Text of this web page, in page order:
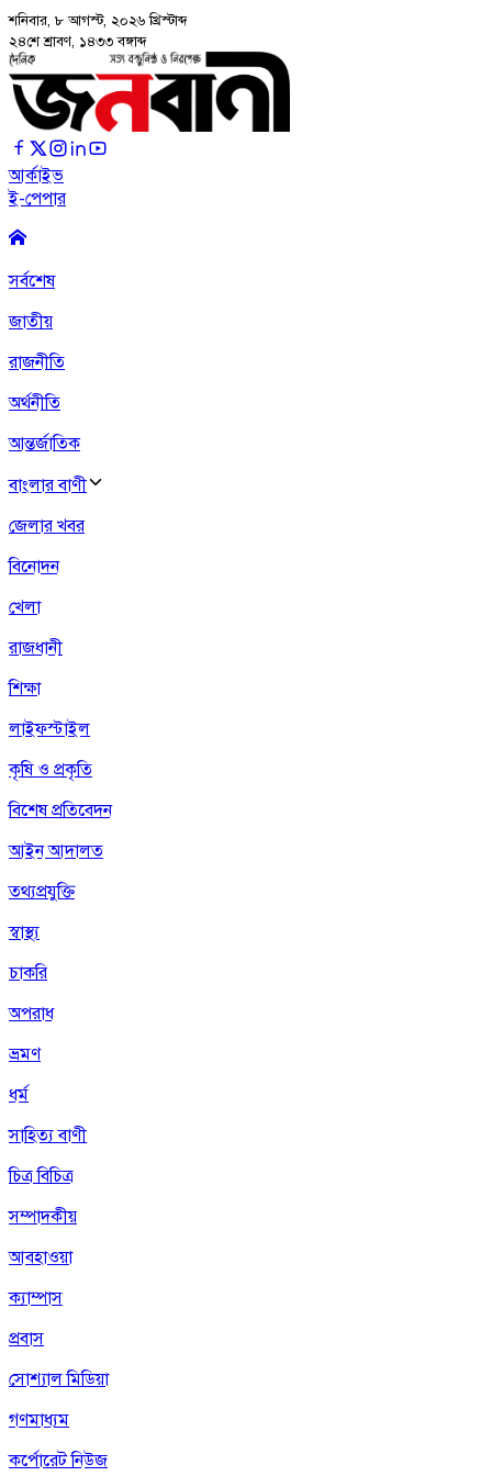
শনিবার, ৮ আগস্ট, ২০২৬ খ্রিস্টাব্দ
২৪শে শ্রাবণ, ১৪৩৩ বঙ্গাব্দ
আর্কাইভ
ই-পেপার
সর্বশেষ
জাতীয়
রাজনীতি
অর্থনীতি
আন্তর্জাতিক
বাংলার বাণী
জেলার খবর
বিনোদন
খেলা
রাজধানী
শিক্ষা
লাইফস্টাইল
কৃষি ও প্রকৃতি
বিশেষ প্রতিবেদন
আইন আদালত
তথ্যপ্রযুক্তি
স্বাস্থ্য
চাকরি
অপরাধ
ভ্রমণ
ধর্ম
সাহিত্য বাণী
চিত্র বিচিত্র
সম্পাদকীয়
আবহাওয়া
ক্যাম্পাস
প্রবাস
সোশ্যাল মিডিয়া
গণমাধ্যম
কর্পোরেট নিউজ